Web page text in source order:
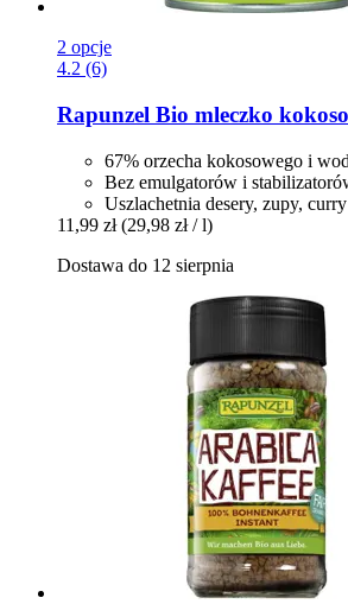
2 opcje
4.2 (6)
Rapunzel Bio mleczko
67% orzecha kokosowego i
Bez emulgatorów i
Uszlachetnia desery, zupy,
11,99 zł (29,98 zł / l)
Dostawa do 12 sierpnia